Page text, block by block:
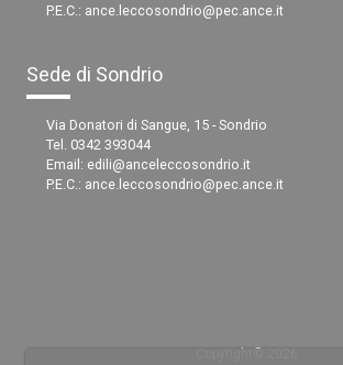
P.E.C.: ance.leccosondrio@pec.ance.it
Sede di Sondrio
Via Donatori di Sangue, 15 - Sondrio
Tel. 0342 393044
Email: edili@anceleccosondrio.it
P.E.C.: ance.leccosondrio@pec.ance.it